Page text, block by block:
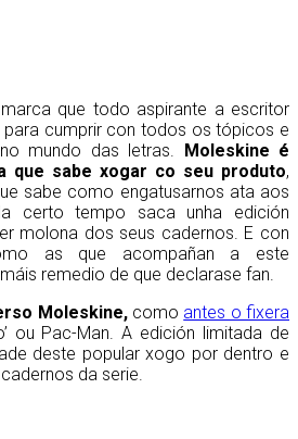
que todo aspirante a escritor
cumprir con todos os tópicos e
mundo das letras.
Moleskine é
que sabe xogar co seu produto,
sabe como engatusarnos ata aos
certo tempo saca unha edición
molona dos seus cadernos. E con
as que acompañan a este
remedio de que declarase fan.
Moleskine,como antes o fixera
ou Pac-Man. A edición limitada de
deste popular xogo por dentro e
da serie.